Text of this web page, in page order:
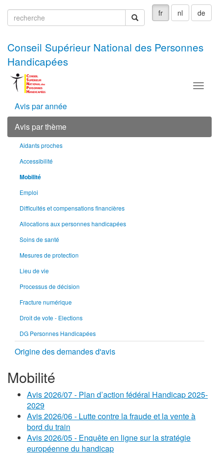
fr nl de
recherche
Conseil Supérieur National des Personnes
Handicapées
Menu
Avis par année
Avis par thème
Aidants proches
Accessibilité
Mobilité
Emploi
Difficultés et compensations financières
Allocations aux personnes handicapées
Soins de santé
Mesures de protection
Lieu de vie
Processus de décision
Fracture numérique
Droit de vote - Elections
DG Personnes Handicapées
Origine des demandes d'avis
Mobilité
Avis 2026/07 - Plan d’action fédéral Handicap 2025-
2029
Avis 2026/06 - Lutte contre la fraude et la vente à
bord du train
Avis 2026/05 - Enquête en ligne sur la stratégie
européenne du handicap